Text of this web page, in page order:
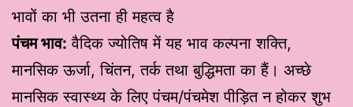
भावों का भी उतना ही महत्व है
पंचम भाव: वैदिक ज्योतिष में यह भाव कल्पना शक्ति,
मानसिक ऊर्जा, चिंतन, तर्क तथा बुद्धिमता का हैं। अच्छे
मानसिक स्वास्थ्य के लिए पंचम/पंचमेश पीड़ित न होकर शुभ